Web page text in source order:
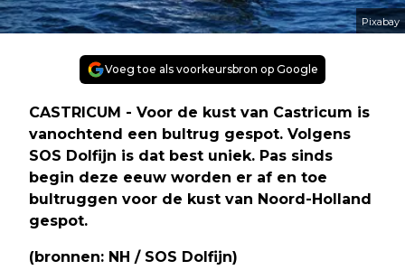
Pixabay
Voeg toe als voorkeursbron op Google
CASTRICUM - Voor de kust van Castricum is
vanochtend een bultrug gespot. Volgens
SOS Dolfijn is dat best uniek. Pas sinds
begin deze eeuw worden er af en toe
bultruggen voor de kust van Noord-Holland
gespot.
(bronnen: NH / SOS Dolfijn)